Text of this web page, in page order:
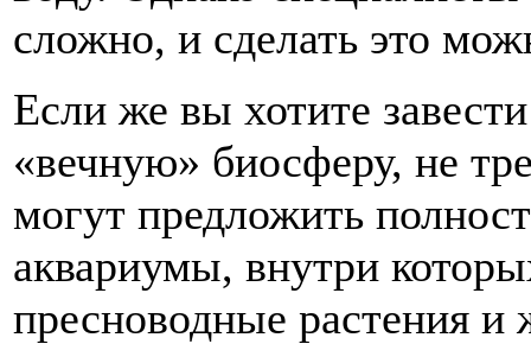
сложно, и сделать это
Если же вы хотите
«вечную» биосферу, не
могут предложить
аквариумы, внутри
пресноводные растения и